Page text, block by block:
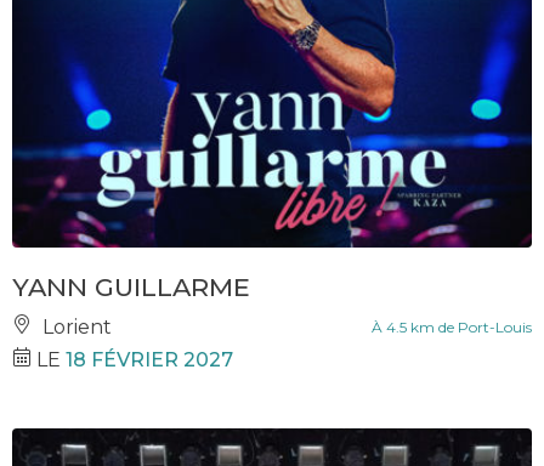
YANN GUILLARME
Lorient À 4.5 km de Port-Louis
LE 18 FÉVRIER 2027